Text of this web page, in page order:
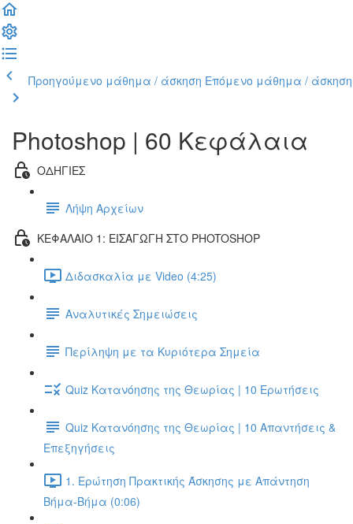
Προηγούμενο μάθημα / άσκηση Επόμενο μάθημα / άσκηση
Photoshop | 60 Κεφάλαια
ΟΔΗΓΙΕΣ
Λήψη Αρχείων
ΚΕΦΑΛΑΙΟ 1: ΕΙΣΑΓΩΓΗ ΣΤΟ PHOTOSHOP
Διδασκαλία με Video (4:25)
Αναλυτικές Σημειώσεις
Περίληψη με τα Κυριότερα Σημεία
Quiz Κατανόησης της Θεωρίας | 10 Ερωτήσεις
Quiz Κατανόησης της Θεωρίας | 10 Απαντήσεις &
Επεξηγήσεις
1. Ερώτηση Πρακτικής Άσκησης με Απάντηση
Βήμα-Βήμα (0:06)